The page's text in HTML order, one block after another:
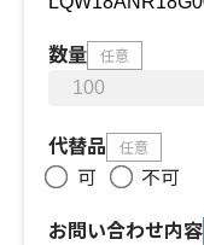
数量 任意
代替品 任意
可
不可
お問い合わせ内容